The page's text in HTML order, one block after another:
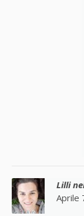
Lilli
Aprile